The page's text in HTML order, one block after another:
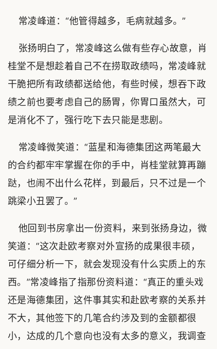
常凌峰道：“他管得越多，毛病就越多。”
张扬明白了，常凌峰这么做有些存心故意，肖
桂堂不是想趁着自己不在捞取政绩吗，常凌峰就
干脆把所有政绩都送给他，有些时候，想吞下政
绩之前也要考虑自己的肠胃，你胃口虽然大，可
是消化不了，强行吃下去只能是悲剧。
常凌峰微笑道：“蓝星和海德集团这两笔最大
的合约都牢牢掌握在你的手中，肖桂堂就算再蹦
跶，也闹不出什么花样，到最后，只不过是一个
跳梁小丑罢了。”
他回到书房拿出一份资料，来到张扬身边，微
笑道：“这次赴欧考察对外宣扬的成果很丰硕，
可仔细分析一下，就会发现没有什么实质上的东
西。”常凌峰指了指那份资料道：“真正的重头戏
还是海德集团，这件事其实和赴欧考察的关系并
不大，其他签下的几笔合约涉及到的金额都很
小，达成的几个意向也没有太多的意义，我调查